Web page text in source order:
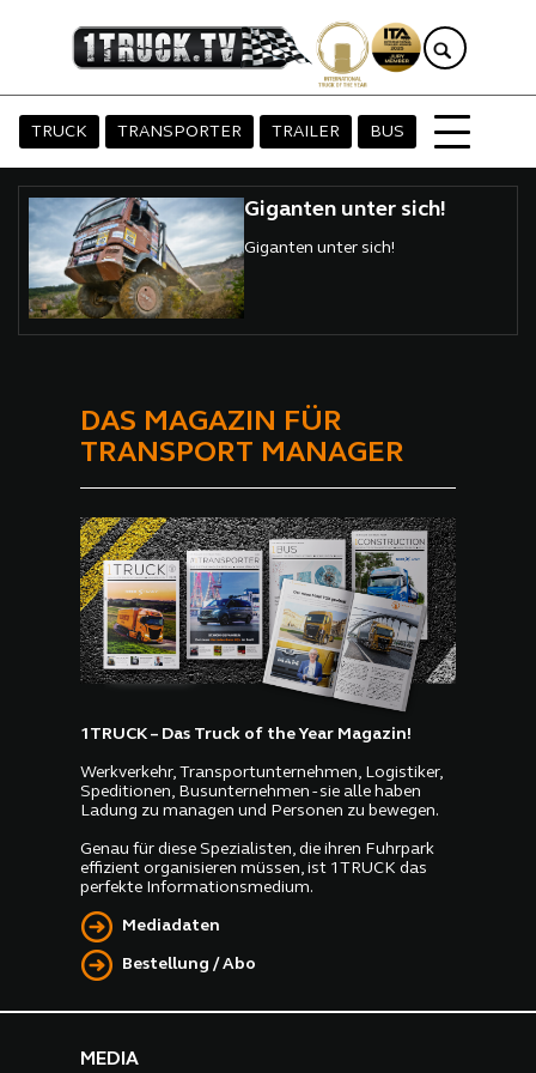
TRUCK TRANSPORTER TRAILER BUS
Giganten unter sich!
Giganten unter sich!
DAS MAGAZIN FÜR
TRANSPORT MANAGER
1TRUCK – Das Truck of the Year Magazin!
Werkverkehr, Transportunternehmen, Logistiker,
Speditionen, Busunternehmen - sie alle haben
Ladung zu managen und Personen zu bewegen.
Genau für diese Spezialisten, die ihren Fuhrpark
effizient organisieren müssen, ist 1TRUCK das
perfekte Informationsmedium.
Mediadaten
Bestellung / Abo
MEDIA